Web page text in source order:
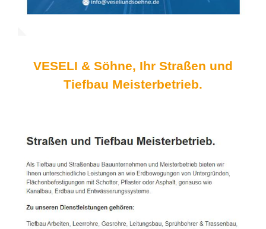
VESELI & Söhne, Ihr Straßen und
Tiefbau Meisterbetrieb.